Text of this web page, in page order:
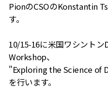
PionのCSOのKonstantin
す。
10/15-16に米国ワシント
Workshop、
"Exploring the Science of
を行います。